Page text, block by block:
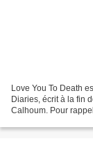
Love You To Death
Diaries, écrit à la fin
Calhoum. Pour